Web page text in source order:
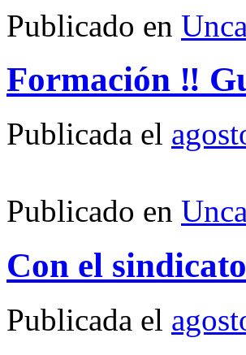
Publicado en
Formación ‼
Publicada el
Publicado en
Con el
Publicada el